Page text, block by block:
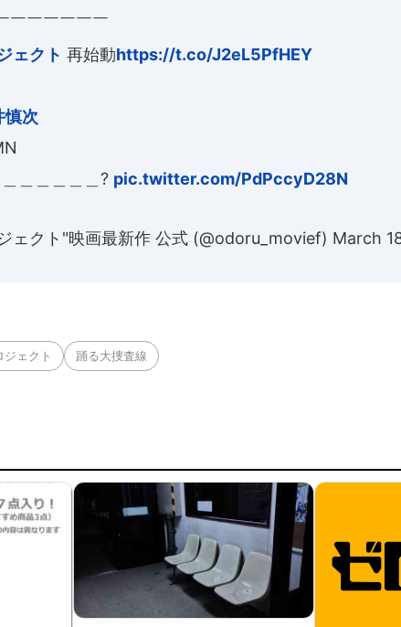
￣￣￣￣￣￣
ェクト 再始動https://t.co/J2eL5PfHEY
慎次
＿＿＿＿＿＿? pic.twitter.com/PdPccyD28N
ェクト"映画最新作 公式 (@odoru_movief) March
ジェクト 踊る大捜査線